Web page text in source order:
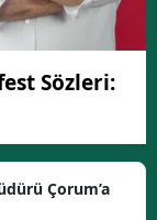
Sözleri:
Çorum’a